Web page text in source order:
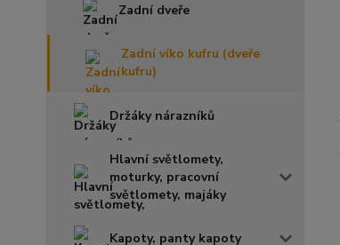
Zadní dveře
Zadní víko kufru (dveře
kufru)
Držáky nárazníků
Hlavní světlomety,
moturky, pracovní
světlomety, majáky
Kapoty, panty kapoty